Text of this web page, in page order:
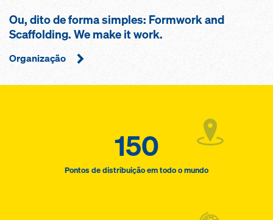
Ou, dito de forma simples: Formwork and
Scaffolding. We make it work.
Organização
150
Pontos de distribuição em todo o mundo